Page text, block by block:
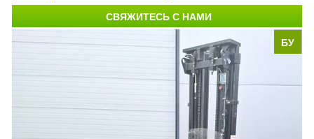
БУ
СВЯЖИТЕСЬ С НАМИ